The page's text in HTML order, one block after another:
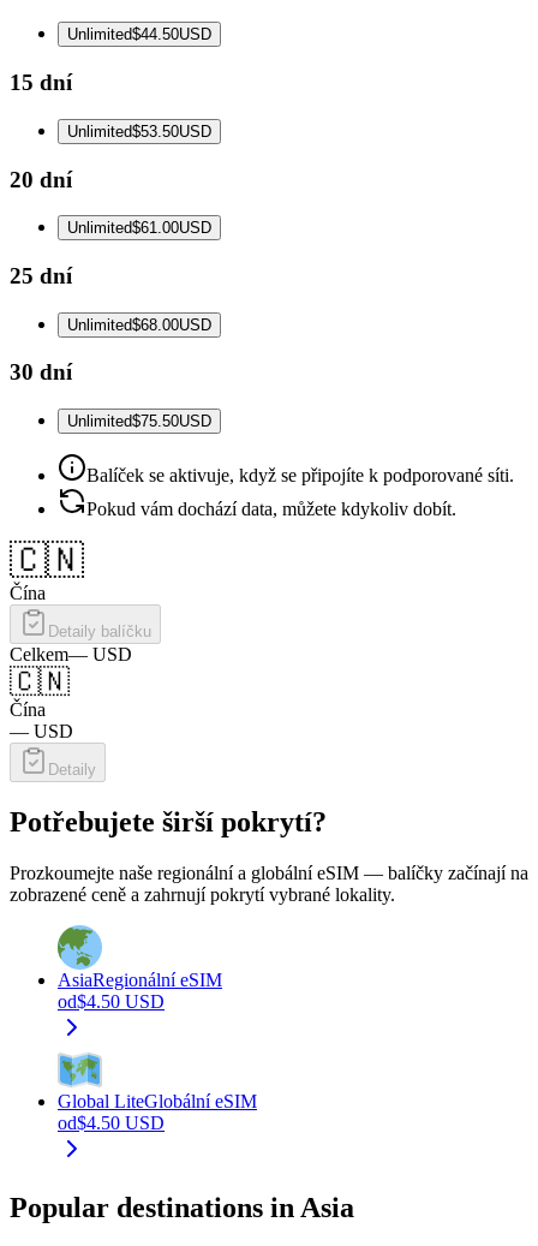
Unlimited$44.50USD
15 dní
Unlimited$53.50USD
20 dní
Unlimited$61.00USD
25 dní
Unlimited$68.00USD
30 dní
Unlimited$75.50USD
Balíček se aktivuje, když se připojíte k podporované síti.
Pokud vám dochází data, můžete kdykoliv dobít.
🇨🇳
Čína
Detaily balíčku
Celkem— USD
🇨🇳
Čína
— USD
Detaily
Potřebujete širší pokrytí?
Prozkoumejte naše regionální a globální eSIM — balíčky začínají na
zobrazené ceně a zahrnují pokrytí vybrané lokality.
AsiaRegionální eSIM
od$4.50 USD
Global LiteGlobální eSIM
od$4.50 USD
Popular destinations in Asia